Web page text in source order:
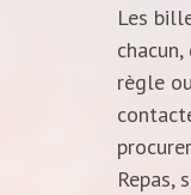
Les
règle
Repas,